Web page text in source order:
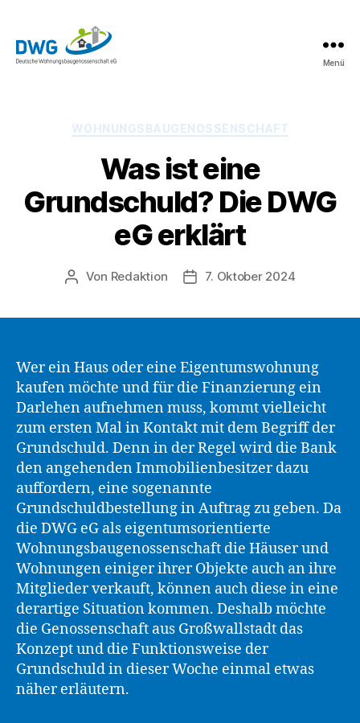
Menü
Kategorien
WOHNUNGSBAUGENOSSENSCHAFT
Was ist eine
Grundschuld? Die DWG
eG erklärt
Beitragsautor
Von Redaktion Beitragsdatum
7. Oktober 2024
Wer ein Haus oder eine Eigentumswohnung
kaufen möchte und für die Finanzierung ein
Darlehen aufnehmen muss, kommt vielleicht
zum ersten Mal in Kontakt mit dem Begriff der
Grundschuld. Denn in der Regel wird die Bank
den angehenden Immobilienbesitzer dazu
auffordern, eine sogenannte
Grundschuldbestellung in Auftrag zu geben. Da
die DWG eG als eigentumsorientierte
Wohnungsbaugenossenschaft die Häuser und
Wohnungen einiger ihrer Objekte auch an ihre
Mitglieder verkauft, können auch diese in eine
derartige Situation kommen. Deshalb möchte
die Genossenschaft aus Großwallstadt das
Konzept und die Funktionsweise der
Grundschuld in dieser Woche einmal etwas
näher erläutern.